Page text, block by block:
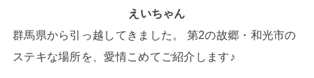
えいちゃん
群馬県から引っ越してきました。 第2の故郷・和光市の
ステキな場所を、愛情こめてご紹介します♪